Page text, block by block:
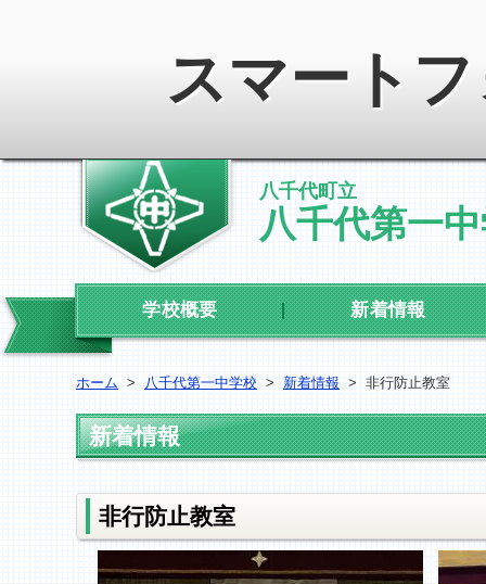
スマート
八千代町立
八千代第一
学校概要 新着情報
ホーム > 八千代第一中学校 > 新着情報 > 非行防止教室
新着情報
非行防止教室